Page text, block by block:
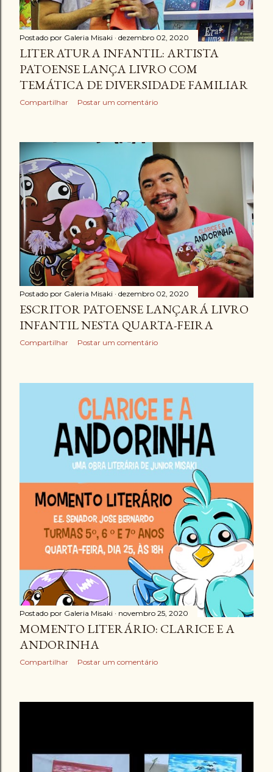
Postado por Galeria Misaki dezembro 02, 2020
LITERATURA INFANTIL: ARTISTA
PATOENSE LANÇA LIVRO COM
TEMÁTICA DE DIVERSIDADE FAMILIAR
Compartilhar Postar um comentário
Postado por Galeria Misaki dezembro 02, 2020
ESCRITOR PATOENSE LANÇARÁ LIVRO
INFANTIL NESTA QUARTA-FEIRA
Compartilhar Postar um comentário
Postado por Galeria Misaki novembro 25, 2020
MOMENTO LITERÁRIO: CLARICE E A
ANDORINHA
Compartilhar Postar um comentário